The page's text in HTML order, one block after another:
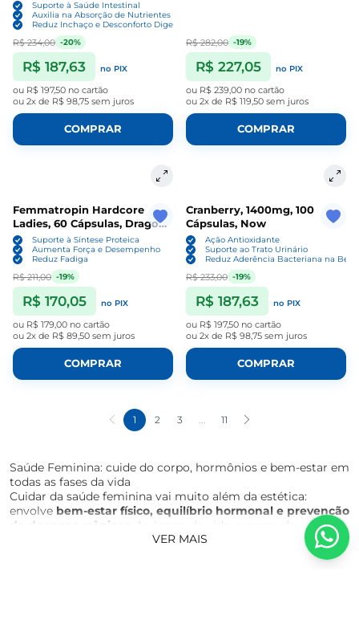
Suporte à Saúde Intestinal
Auxilia na Absorção de Nutrientes
Reduz Inchaço e Desconforto Digestivo
R$ 234,00 -20%
R$ 187,63 no PIX
ou R$ 197,50 no cartão
ou 2x de R$ 98,75 sem juros
COMPRAR
R$ 282,00 -19%
R$ 227,05 no PIX
ou R$ 239,00 no cartão
ou 2x de R$ 119,50 sem juros
COMPRAR
Femmatropin Hardcore
Ladies, 60 Cápsulas, Dragon
EliteSuporte à Síntese Proteica
Aumenta Força e Desempenho
Reduz Fadiga
R$ 211,00 -19%
R$ 170,05 no PIX
ou R$ 179,00 no cartão
ou 2x de R$ 89,50 sem juros
COMPRAR
Cranberry, 1400mg, 100
Cápsulas, Now
Ação Antioxidante
Suporte ao Trato Urinário
Reduz Aderência Bacteriana na
R$ 233,00 -19%
R$ 187,63 no PIX
ou R$ 197,50 no cartão
ou 2x de R$ 98,75 sem juros
COMPRAR
1 2 3 11
Saúde Feminina: cuide do corpo, hormônios e bem-estar em
todas as fases da vida
Cuidar da saúde feminina vai muito além da estética:
envolve bem-estar físico, equilíbrio hormonal e prevenção
de doenças crônicas
. Ao longo da vida, o corpo da mulher
passa por mudanças significativas — menstruação,
gestação, maternidade, menopausa — que exigem atenção
VER MAIS